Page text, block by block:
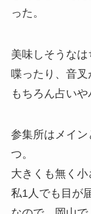
った。
美味しそうな
喋ったり、音叉
もちろん占いや
参集所はメイ
つ。
大きくも無く小
私1人でも目が